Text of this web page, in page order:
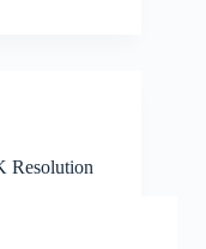
Resolution